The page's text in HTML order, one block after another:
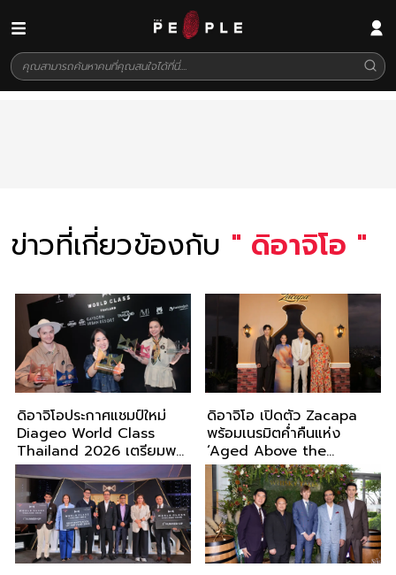
ข่าวที่เกี่ยวข้องกับ " ดิอาจิโอ "
ดิอาจิโอประกาศแชมป์ใหม่
Diageo World Class
Thailand 2026 เตรียมพา
บินลัดฟ้าลงสนามแข่งบาร์เท
นเดอร์ระดับโลกที่
สกอตแลนด์ ตุลาคมนี้
ดิอาจิโอ เปิดตัว Zacapa
พร้อมเนรมิตค่ำคืนแห่ง
‘Aged Above the
Clouds’